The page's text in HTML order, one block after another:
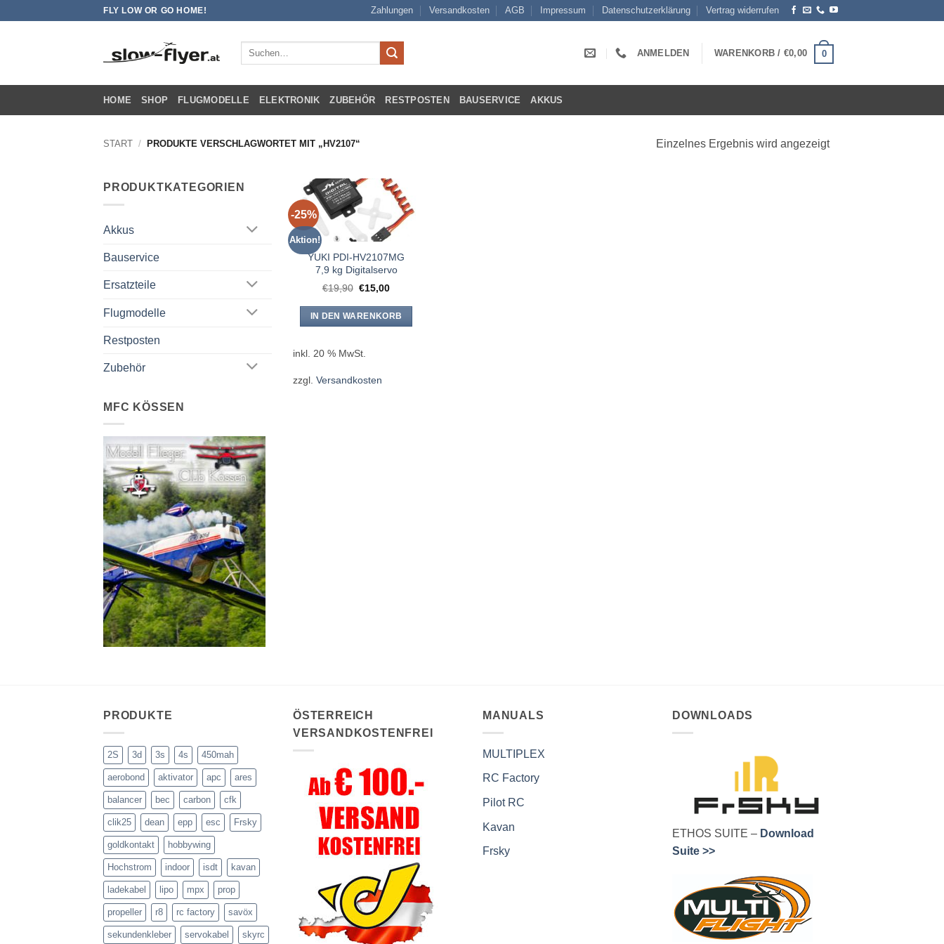
FLY LOW OR GO HOME! Zahlungen Versandkosten AGB Impressum Datenschutzerklärung Vertrag widerrufen
Suchen
ANMELDEN WARENKORB / €0,00 0
HOME SHOP FLUGMODELLE ELEKTRONIK ZUBEHÖR RESTPOSTEN BAUSERVICE AKKUS
START / PRODUKTE VERSCHLAGWORTET MIT „HV2107“ Einzelnes Ergebnis wird angezeigt
PRODUKTKATEGORIEN
Akkus
Bauservice
Ersatzteile
Flugmodelle
Restposten
Zubehör
MFC KÖSSEN
-25%
Aktion!
YUKI PDI-HV2107MG
7,9 kg Digitalservo
€19,90 Ursprünglicher
war:
€19,90
€15,00Aktueller
ist:
€15,00.
IN DEN WARENKORB
inkl. 20 % MwSt.
zzgl. Versandkosten
PRODUKTE
2S 3d 3s 4s 450mah
aerobond aktivator apc ares
balancer bec carbon cfk
clik25 dean epp esc Frsky
goldkontakt hobbywing
Hochstrom indoor isdt kavan
ladekabel lipo mpx prop
propeller r8 rc factory savöx
sekundenkleber servokabel skyrc
ÖSTERREICH
VERSANDKOSTENFREI
MANUALS
MULTIPLEX
RC Factory
Pilot RC
Kavan
Frsky
DOWNLOADS
ETHOS SUITE – Download
Suite >>